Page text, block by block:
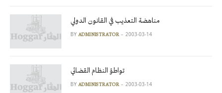
مناهضة التعذيب في القانون الدولي
BY ADMINISTRATOR 2003-03-14
تواطؤ النظام القضائي
BY ADMINISTRATOR 2003-03-14